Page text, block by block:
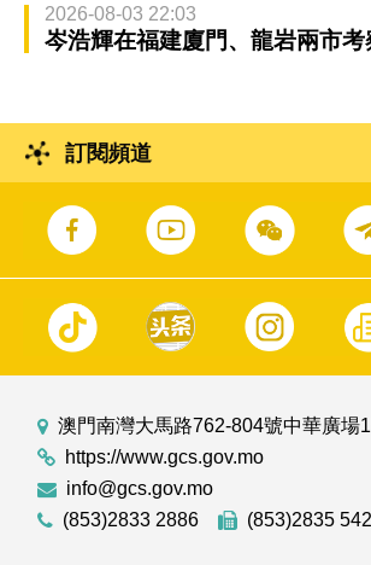
2026-08-03 22:03
岑浩輝在福建廈門、龍岩兩市考
訂閱頻道
澳門南灣大馬路762-804號中華廣場
https://www.gcs.gov.mo
info@gcs.gov.mo
(853)2833 2886
(853)2835